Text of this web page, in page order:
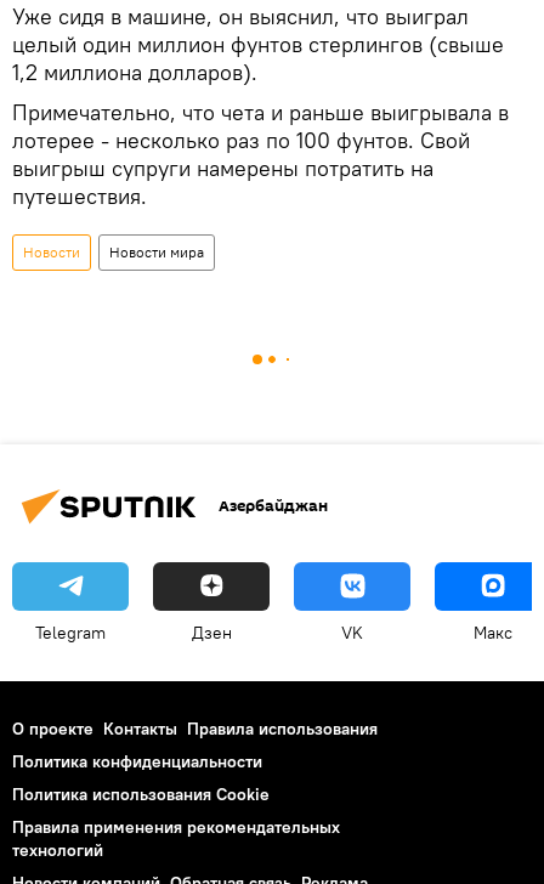
Уже сидя в машине, он выяснил, что выиграл
целый один миллион фунтов стерлингов (свыше
1,2 миллиона долларов).
Примечательно, что чета и раньше выигрывала в
лотерее - несколько раз по 100 фунтов. Свой
выигрыш супруги намерены потратить на
путешествия.
Новости Новости мира
Азербайджан
Telegram Дзен VK Макс
О проекте Контакты Правила использования
Политика конфиденциальности
Политика использования Cookie
Правила применения рекомендательных
технологий